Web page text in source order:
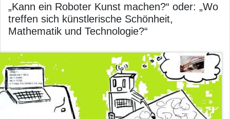
„Kann ein Roboter Kunst machen?“ oder: „Wo
treffen sich künstlerische Schönheit,
Mathematik und Technologie?“